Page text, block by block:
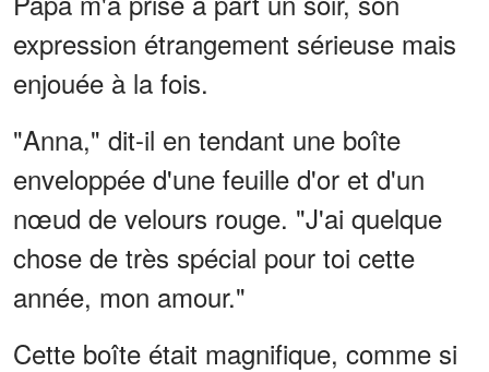
expression étrangement sérieuse mais
enjouée à la fois.
"Anna," dit-il en tendant une boîte
enveloppée d'une feuille d'or et d'un
nœud de velours rouge. "J'ai quelque
chose de très spécial pour toi cette
année, mon amour."
Cette boîte était magnifique, comme si